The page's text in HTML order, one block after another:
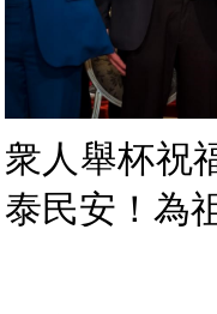
衆人舉杯祝
泰民安！為